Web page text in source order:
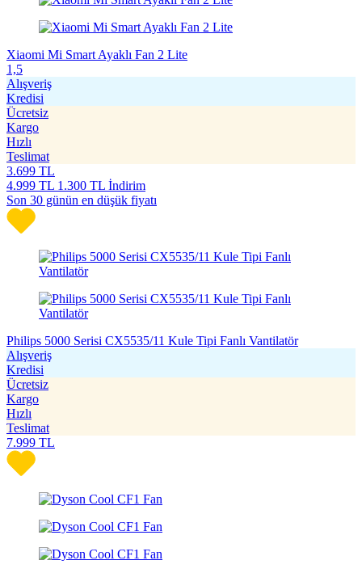
Xiaomi Mi Smart Ayaklı Fan 2 Lite
1,5
Alışveriş
Kredisi
Ücretsiz
Kargo
Hızlı
Teslimat
3.699 TL
4.999 TL 1.300 TL İndirim
Son 30 günün en düşük fiyatı
Philips 5000 Serisi CX5535/11 Kule Tipi Fanlı Vantilatör
Alışveriş
Kredisi
Ücretsiz
Kargo
Hızlı
Teslimat
7.999 TL